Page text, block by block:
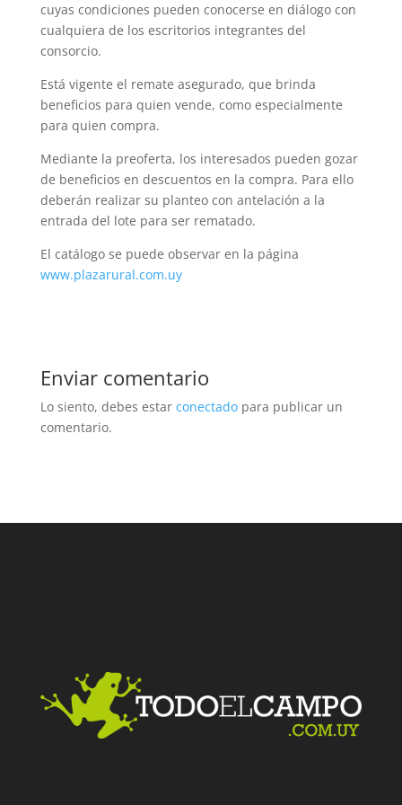
cuyas condiciones pueden conocerse en diálogo con
cualquiera de los escritorios integrantes del
consorcio.
Está vigente el remate asegurado, que brinda
beneficios para quien vende, como especialmente
para quien compra.
Mediante la preoferta, los interesados pueden gozar
de beneficios en descuentos en la compra. Para ello
deberán realizar su planteo con antelación a la
entrada del lote para ser rematado.
El catálogo se puede observar en la página
www.plazarural.com.uy
Enviar comentario
Lo siento, debes estar conectadopara publicar un
comentario.
Facebook